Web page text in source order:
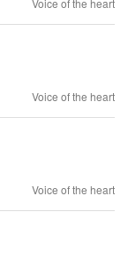
Voice of the heart
Voice of the heart